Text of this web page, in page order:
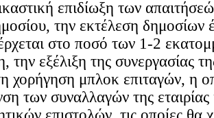
επιδίωξη των
την εκτέλεση δημοσίων
στο ποσό των 1-2
την εξέλιξη της συνεργασίας
χορήγηση μπλοκ επιταγών, η
των συναλλαγών της